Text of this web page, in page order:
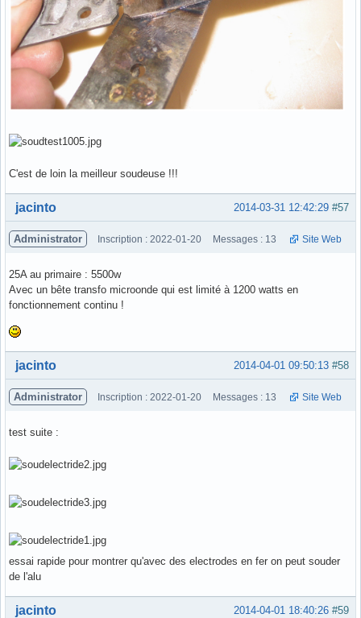
C'est de loin la meilleur soudeuse !!!
Hors ligne #57
2014-03-31 12:42:29
jacinto
Administrator Inscription : 2022-01-20 Messages : 13 Site Web
25A au primaire : 5500w
Avec un bête transfo microonde qui est limité à 1200 watts en
fonctionnement continu !
Hors ligne #58
2014-04-01 09:50:13
jacinto
Administrator Inscription : 2022-01-20 Messages : 13 Site Web
test suite :
essai rapide pour montrer qu'avec des electrodes en fer on peut souder
de l'alu
Hors ligne #59
2014-04-01 18:40:26
jacinto